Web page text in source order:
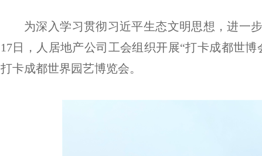
为深入学习贯彻习近平生态文明思想，进一
17日，人居地产公司工会组织开展“打卡成都世
打卡成都世界园艺博览会。